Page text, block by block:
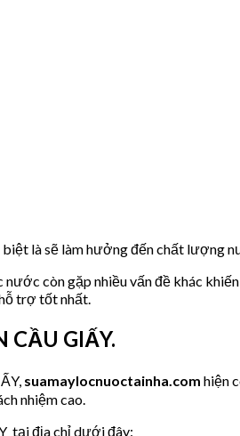
là sẽ làm hưởng đến chất lượng
còn gặp nhiều vấn đề khác
trợ tốt nhất.
GIẤY.
suamaylocnuoctainha.com hiện
nhiệm cao.
tại địa chỉ dưới đây: